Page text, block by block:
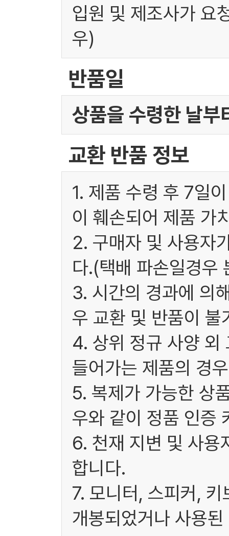
입원 및 제조사가 요
우)
반품일
상품을 수령한 날부
교환 반품 정보
1. 제품 수령 후 7일
이 훼손되어 제품 가
2. 구매자 및 사용자
다.(택배 파손일경우
3. 시간의 경과에 의
우 교환 및 반품이 불
4. 상위 정규 사양 외
들어가는 제품의 경
5. 복제가 가능한 상
우와 같이 정품 인증
6. 천재 지변 및 사용
합니다.
7. 모니터, 스피커,
개봉되었거나 사용